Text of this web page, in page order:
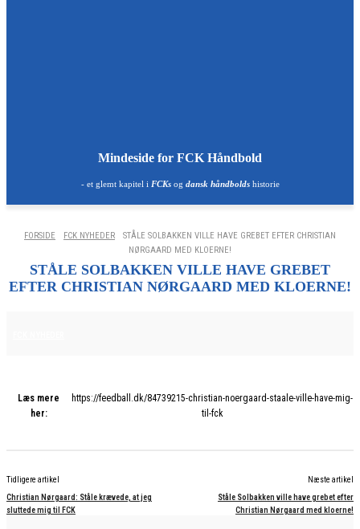
Mindeside for FCK Håndbold
- et glemt kapitel i FCKsog dansk håndboldshistorie
FORSIDE FCK NYHEDER
STÅLE SOLBAKKEN VILLE HAVE GREBET EFTER CHRISTIAN
NØRGAARD MED KLOERNE!
STÅLE SOLBAKKEN VILLE HAVE GREBET
EFTER CHRISTIAN NØRGAARD MED KLOERNE!
Læs mere
her:
https://feedball.dk/84739215-christian-noergaard-staale-ville-have-mig-
til-fck
Tidligere artikel
Christian Nørgaard: Ståle krævede, at jeg
sluttede mig til FCK
Næste artikel
Ståle Solbakken ville have grebet efter
Christian Nørgaard med kloerne!